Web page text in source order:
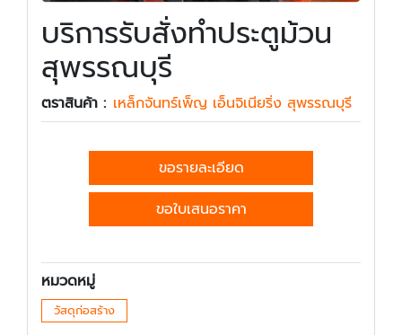
บริการรับสั่งทำประตูม้วน
สุพรรณบุรี
ตราสินค้า : เหล็กจันทร์เพ็ญ เอ็นจิเนียริ่ง สุพรรณบุรี
ขอรายละเอียด
ขอใบเสนอราคา
หมวดหมู่
วัสดุก่อสร้าง